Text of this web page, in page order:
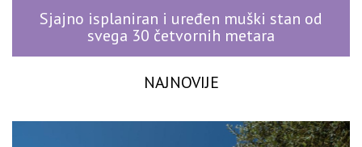
Sjajno isplaniran i uređen muški stan od
svega 30 četvornih metara
NAJNOVIJE